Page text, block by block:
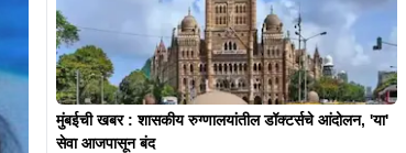
मुंबईची खबर : शासकीय रुग्णालयांतील डॉक्टर्सचे आंदोलन, 'या'
सेवा आजपासून बंद